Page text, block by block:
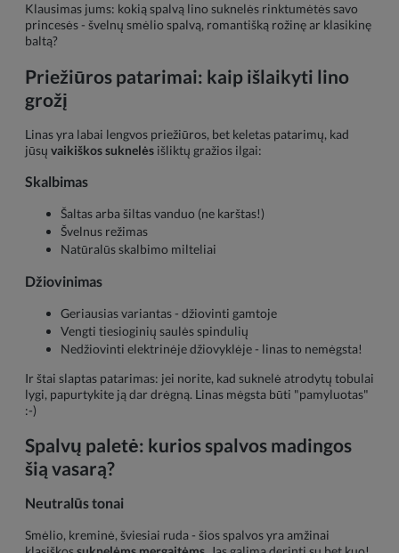
Klausimas jums: kokią spalvą lino suknelės rinktumėtės savo
princesės - švelnų smėlio spalvą, romantišką rožinę ar klasikinę
baltą?
Priežiūros patarimai: kaip išlaikyti lino
grožį
Linas yra labai lengvos priežiūros, bet keletas patarimų, kad
jūsų vaikiškos suknelės išliktų gražios ilgai:
Skalbimas
Šaltas arba šiltas vanduo (ne karštas!)
Švelnus režimas
Natūralūs skalbimo milteliai
Džiovinimas
Geriausias variantas - džiovinti gamtoje
Vengti tiesioginių saulės spindulių
Nedžiovinti elektrinėje džiovyklėje - linas to nemėgsta!
Ir štai slaptas patarimas: jei norite, kad suknelė atrodytų tobulai
lygi, papurtykite ją dar drėgną. Linas mėgsta būti "pamyluotas"
:-)
Spalvų paletė: kurios spalvos madingos
šią vasarą?
Neutralūs tonai
Smėlio, kreminė, šviesiai ruda - šios spalvos yra amžinai